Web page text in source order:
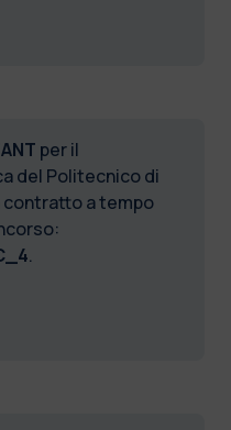
per il
del Politecnico di
contratto a tempo
.